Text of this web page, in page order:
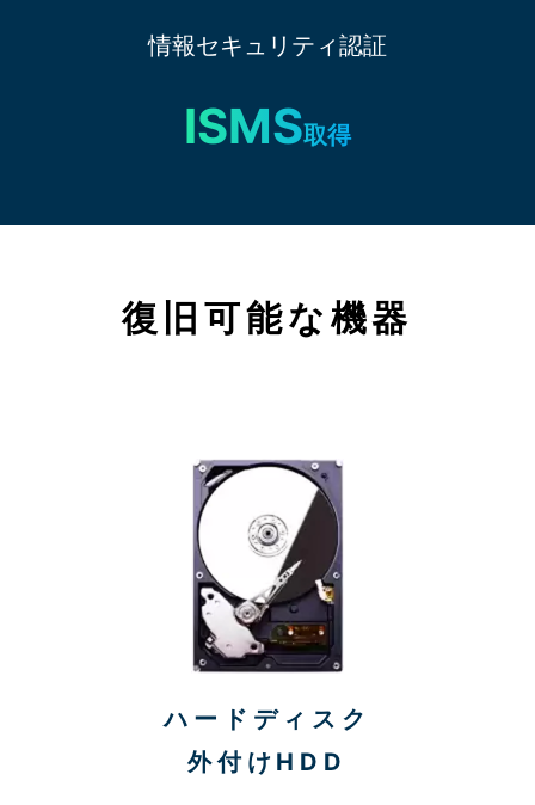
情報セキュリティ認証
ISMS取得
復旧可能な機器
ハードディスク
外付けHDD